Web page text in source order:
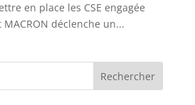
en place les CSE engagée
déclenche un...
Rechercher